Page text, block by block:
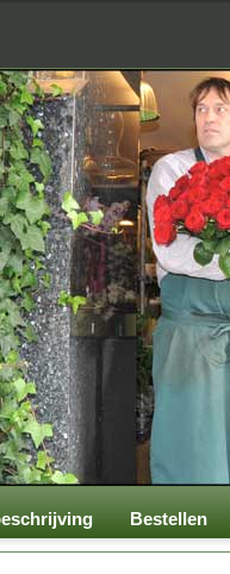
Bestellen